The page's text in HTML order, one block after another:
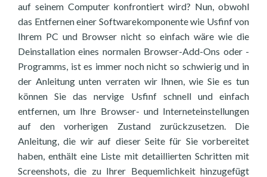
auf seinem Computer konfrontiert wird? Nun, obwohl
das Entfernen einer Softwarekomponente wie Usfinf von
Ihrem PC und Browser nicht so einfach wäre wie die
Deinstallation eines normalen Browser-Add-Ons oder -
Programms, ist es immer noch nicht so schwierig und in
der Anleitung unten verraten wir Ihnen, wie Sie es tun
können Sie das nervige Usfinf schnell und einfach
entfernen, um Ihre Browser- und Interneteinstellungen
auf den vorherigen Zustand zurückzusetzen. Die
Anleitung, die wir auf dieser Seite für Sie vorbereitet
haben, enthält eine Liste mit detaillierten Schritten mit
Screenshots, die zu Ihrer Bequemlichkeit hinzugefügt